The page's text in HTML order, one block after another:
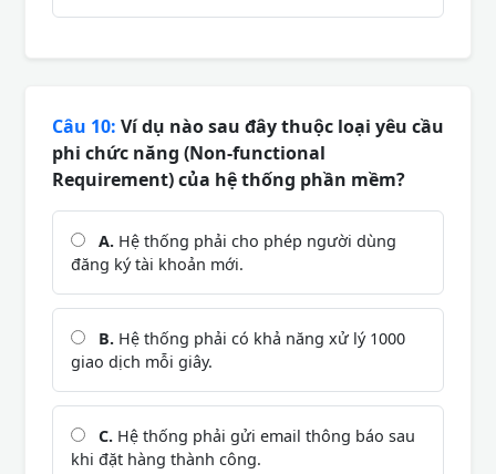
Câu 10: Ví dụ nào sau đây thuộc loại yêu cầu
phi chức năng (Non-functional
Requirement) của hệ thống phần mềm?
A. Hệ thống phải cho phép người dùng
đăng ký tài khoản mới.
B. Hệ thống phải có khả năng xử lý 1000
giao dịch mỗi giây.
C. Hệ thống phải gửi email thông báo sau
khi đặt hàng thành công.